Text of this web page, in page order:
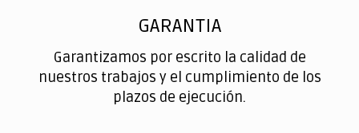
GARANTIA
Garantizamos por escrito la calidad de
nuestros trabajos y el cumplimiento de los
plazos de ejecución.